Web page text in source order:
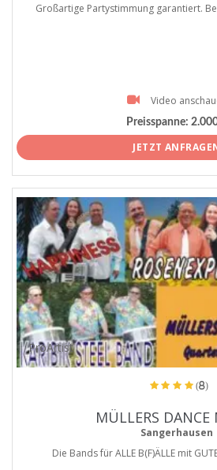
Großartige Partystimmung garantiert.
Video
Preisspanne:
JETZT
ProArtist
(8)
MÜLLERS DANCE
Sangerhausen
Die Bands für ALLE B(F)ÄLLE mit